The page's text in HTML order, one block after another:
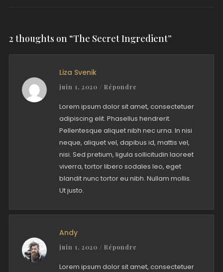
2 thoughts on “The Secret Ingredient”
Liza Svenik
juin 1, 2020 / Répondre
Lorem ipsum dolor sit amet, consectetuer
adipiscing elit. Phasellus hendrerit.
Pellentesque aliquet nibh nec urna. In nisi
neque, aliquet vel, dapibus id, mattis vel,
nisi. Sed pretium, ligula sollicitudin laoreet
viverra, tortor libero sodales leo, eget
blandit nunc tortor eu nibh. Nullam mollis.
Ut justo.
Andy
juin 1, 2020 / Répondre
Lorem ipsum dolor sit amet, consectetuer